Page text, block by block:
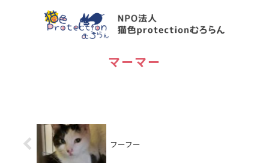
マーマー
フーフー